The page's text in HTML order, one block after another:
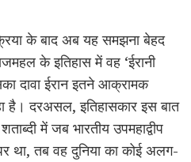
के बाद अब यह समझना बेहद
के इतिहास में वह ‘ईरानी
दावा ईरान इतने आक्रामक
है। दरअसल, इतिहासकार इस बात
में जब भारतीय उपमहाद्वीप
था, तब वह दुनिया का कोई अलग-